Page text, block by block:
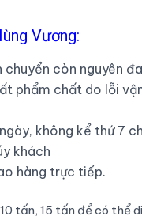
Vương:
còn nguyên
phẩm chất do lỗi
không kể thứ 7
khách
hàng trực tiếp.
tấn, 15 tấn để có thể